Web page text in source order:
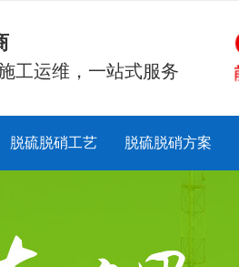
工运维，一站式服务
脱硫脱硝工艺 脱硫脱硝方案